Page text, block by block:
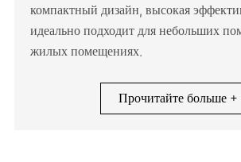
компактный дизайн, высокая
идеально подходит для небольших
жилых помещениях.
Прочитайте больше +